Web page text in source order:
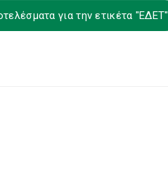
για την ετικέτα "ΕΔΕΤ"